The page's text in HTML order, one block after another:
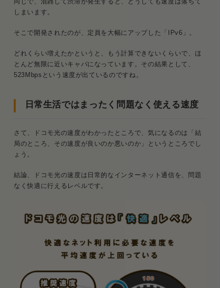
しまいます。
そこで開発されたのが、定員を大幅にアップした「IPv6」。
どれくらい増えたかというと、もう計算できないくらいで、ほ
とんど無限に近いキャパになっています。その結果として、
523Mbpsという速度が出ているのですね。
日常生活ではまったく問題なく使える速度
さて、ドコモ光の速度がわかったところで、気になるのは「結
局のところ、その速度が良いのか悪いのか」というところでし
ょう。
結論、ドコモ光の速度は日常的なインターネット通信を、問題
なく快適に行えるレベルです。